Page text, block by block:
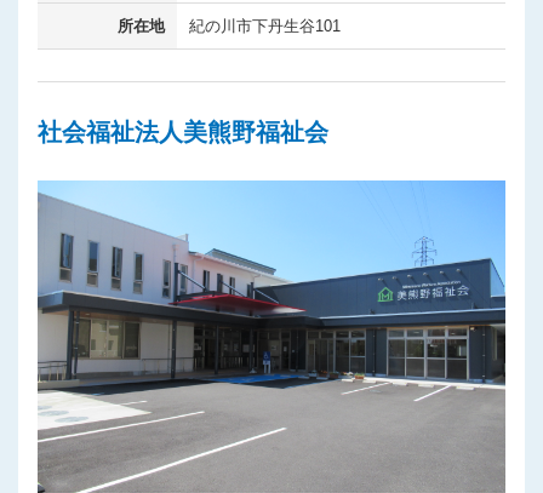
所在地 紀の川市下丹生谷101
社会福祉法人美熊野福祉会